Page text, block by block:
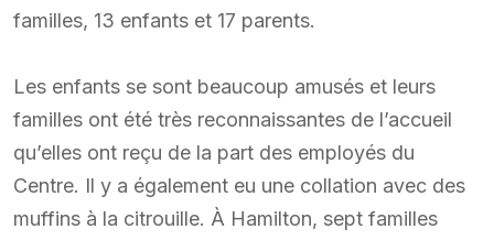
familles, 13 enfants et 17 parents.
Les enfants se sont beaucoup amusés et leurs
familles ont été très reconnaissantes de l’accueil
qu’elles ont reçu de la part des employés du
Centre. Il y a également eu une collation avec des
muffins à la citrouille. À Hamilton, sept familles